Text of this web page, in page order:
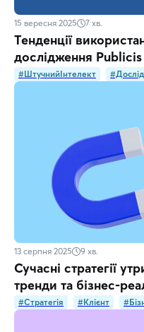
15 вересня 2025 7 хв.
Тенденції
дослідження
#ШтучнийІнтелект
13 серпня 2025 9 хв.
Сучасні стратегії
тренди та бізнес-
#Стратегія #Клієнт